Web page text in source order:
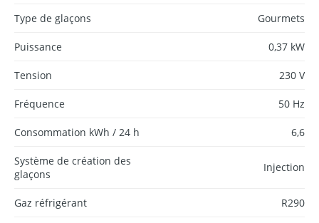
Type de glaçons Gourmets
Puissance 0,37 kW
Tension 230 V
Fréquence 50 Hz
Consommation kWh / 24 h 6,6
Système de création des
glaçons
Injection
Gaz réfrigérant R290